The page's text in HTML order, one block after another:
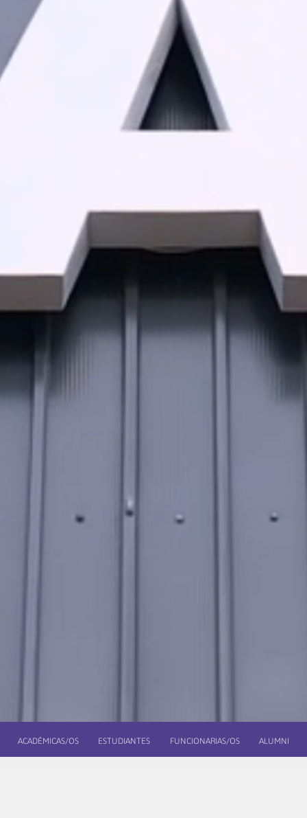
ACADÉMICAS/OS ESTUDIANTES FUNCIONARIAS/OS ALUMNI